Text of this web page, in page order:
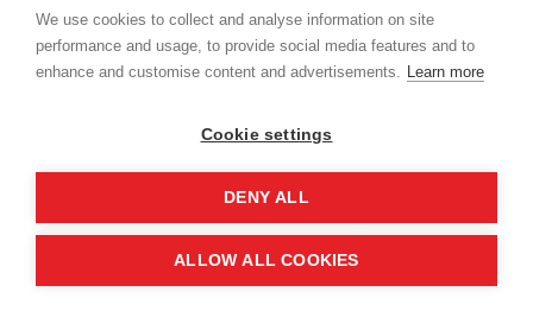
We use cookies to collect and analyse information on site
performance and usage, to provide social media features and to
enhance and customise content and advertisements. Learn more
Cookie settings
DENY ALL
ALLOW ALL COOKIES
Alumnille
Suomen ylioppilaskuntien liitto (SYL) ry
Privacy policy
Saavutettavuusseloste
© 2026 SYL. Created byValve